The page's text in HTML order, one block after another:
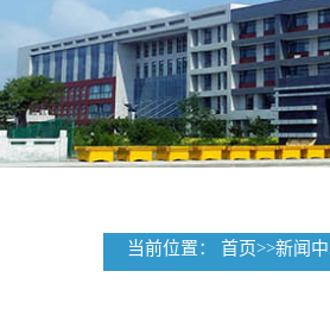
当前位置： 首页>>新闻